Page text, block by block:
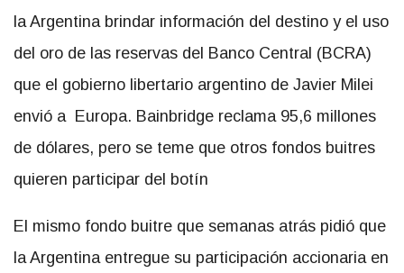
la Argentina brindar información del destino y el uso
del oro de las reservas del Banco Central (BCRA)
que el gobierno libertario argentino de Javier Milei
envió a Europa. Bainbridge reclama 95,6 millones
de dólares, pero se teme que otros fondos buitres
quieren participar del botín
El mismo fondo buitre que semanas atrás pidió que
la Argentina entregue su participación accionaria en